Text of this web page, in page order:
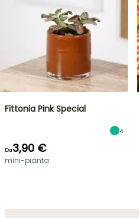
Fittonia Pink Special
4
Da3,90 €
mini-pianta